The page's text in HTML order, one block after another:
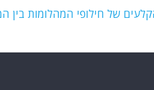
g
m
l
er
e
o
של חילופי המהלומות בין